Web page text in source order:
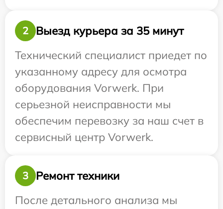
2
Выезд курьера за 35 минут
Технический специалист приедет по
указанному адресу для осмотра
оборудования Vorwerk. При
серьезной неисправности мы
обеспечим перевозку за наш счет в
сервисный центр Vorwerk.
3
Ремонт техники
После детального анализа мы